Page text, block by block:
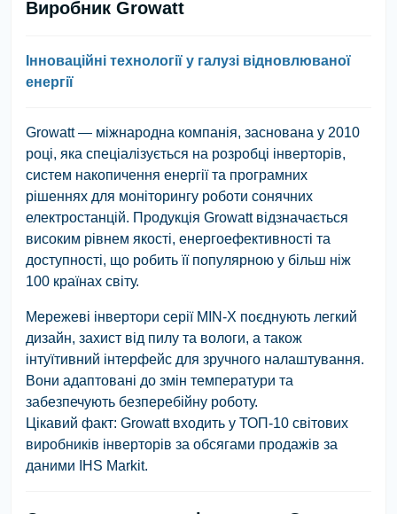
Виробник Growatt
Інноваційні технології у галузі відновлюваної
енергії
Growatt — міжнародна компанія, заснована у 2010
році, яка спеціалізується на розробці інверторів,
систем накопичення енергії та програмних
рішеннях для моніторингу роботи сонячних
електростанцій. Продукція Growatt відзначається
високим рівнем якості, енергоефективності та
доступності, що робить її популярною у більш ніж
100 країнах світу.
Мережеві інвертори серії MIN-X поєднують легкий
дизайн, захист від пилу та вологи, а також
інтуїтивний інтерфейс для зручного налаштування.
Вони адаптовані до змін температури та
забезпечують безперебійну роботу.
Цікавий факт: Growatt входить у ТОП-10 світових
виробників інверторів за обсягами продажів за
даними IHS Markit.